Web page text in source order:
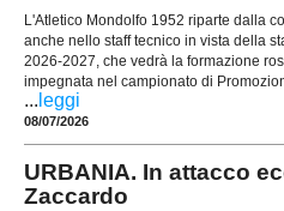
L'Atletico Mondolfo 1952 riparte dalla
anche nello staff tecnico in vista della
2026-2027, che vedrà la formazione
impegnata nel campionato di
... leggi
08/07/2026
URBANIA. In attacco
Zaccardo